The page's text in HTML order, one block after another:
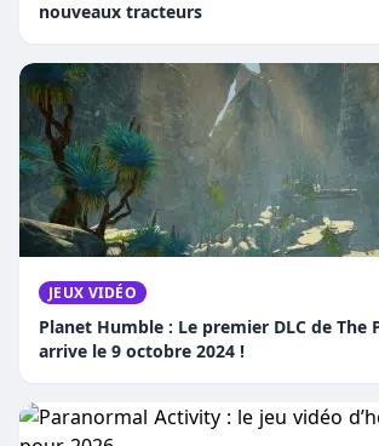
nouveaux tracteurs
JEUX VIDÉO
Planet Humble : Le premier DLC de The
arrive le 9 octobre 2024 !